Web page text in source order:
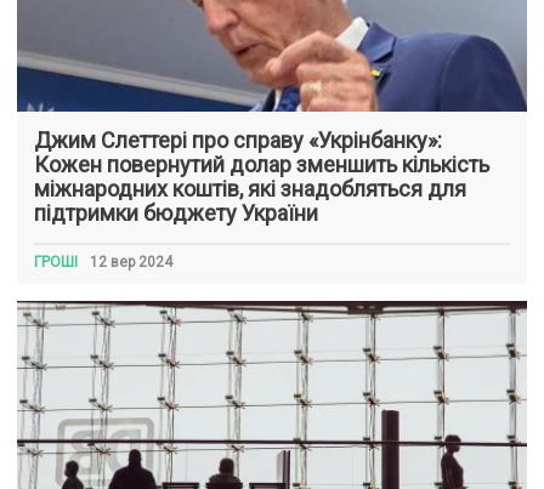
Джим Слеттері про справу «Укрінбанку»:
Кожен повернутий долар зменшить кількість
міжнародних коштів, які знадобляться для
підтримки бюджету України
ГРОШІ 12 вер 2024